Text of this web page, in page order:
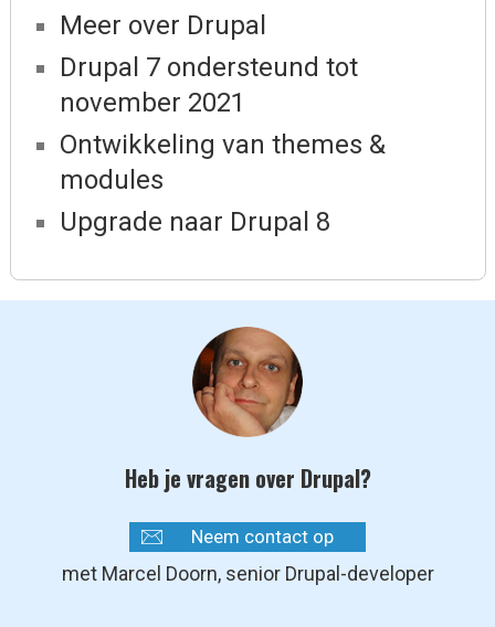
Meer over Drupal
Drupal 7 ondersteund tot
november 2021
Ontwikkeling van themes &
modules
Upgrade naar Drupal 8
Heb je vragen over Drupal?
Neem contact op
met Marcel Doorn, senior Drupal-developer